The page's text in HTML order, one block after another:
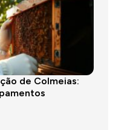
de Colmeias: